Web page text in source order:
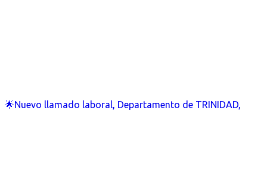
🌟Nuevo llamado laboral, Departamento de TRINIDAD,